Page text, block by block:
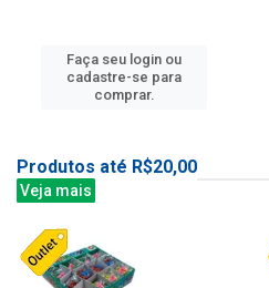
Faça seu login ou
cadastre-se para
comprar.
Produtos até R$20,00
Veja mais